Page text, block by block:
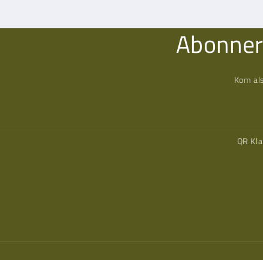
Kom
QR